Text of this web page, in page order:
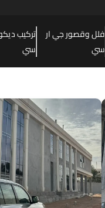
فلل وقصور جي ار
سي
تركيب
سي